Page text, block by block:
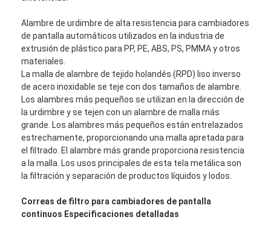
Alambre de urdimbre de alta resistencia para cambiadores
de pantalla automáticos utilizados en la industria de
extrusión de plástico para PP, PE, ABS, PS, PMMA y otros
materiales.
La malla de alambre de tejido holandés (RPD) liso inverso
de acero inoxidable se teje con dos tamaños de alambre.
Los alambres más pequeños se utilizan en la dirección de
la urdimbre y se tejen con un alambre de malla más
grande. Los alambres más pequeños están entrelazados
estrechamente, proporcionando una malla apretada para
el filtrado. El alambre más grande proporciona resistencia
a la malla. Los usos principales de esta tela metálica son
la filtración y separación de productos líquidos y lodos.
Correas de filtro para cambiadores de pantalla
continuos Especificaciones detalladas